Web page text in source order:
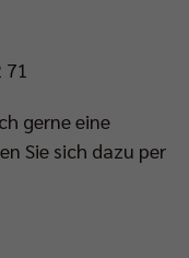
gerne eine
Sie sich dazu per